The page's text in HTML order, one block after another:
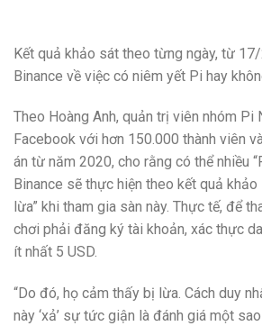
Kết quả khảo sát theo từng ngày, từ
Binance về việc có niêm yết Pi hay
Theo Hoàng Anh, quản trị viên nhóm Pi
Facebook với hơn 150.000 thành viên
án từ năm 2020, cho rằng có thể nhiều
Binance sẽ thực hiện theo kết quả
lừa” khi tham gia sàn này. Thực tế, để
chơi phải đăng ký tài khoản, xác thực
ít nhất 5 USD.
“Do đó, họ cảm thấy bị lừa. Cách duy
này ‘xả’ sự tức giận là đánh giá một